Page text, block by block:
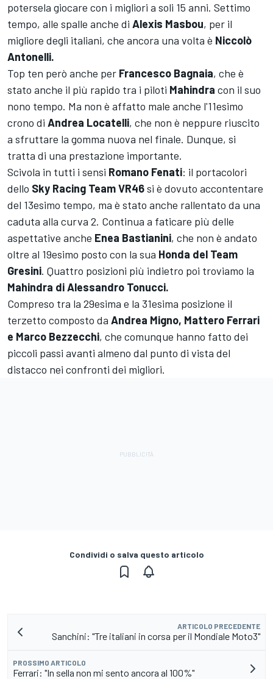
potersela giocare con i migliori a soli 15 anni. Settimo
tempo, alle spalle anche di Alexis Masbou, per il
migliore degli italiani, che ancora una volta è Niccolò
Antonelli.
Top ten però anche per Francesco Bagnaia, che è
stato anche il più rapido tra i piloti Mahindra con il suo
nono tempo. Ma non è affatto male anche l'11esimo
crono di Andrea Locatelli, che non è neppure riuscito
a sfruttare la gomma nuova nel finale. Dunque, si
tratta di una prestazione importante.
Scivola in tutti i sensi Romano Fenati: il portacolori
dello Sky Racing Team VR46si è dovuto accontentare
del 13esimo tempo, ma è stato anche rallentato da una
caduta alla curva 2. Continua a faticare più delle
aspettative anche Enea Bastianini, che non è andato
oltre al 19esimo posto con la sua Honda del Team
Gresini. Quattro posizioni più indietro poi troviamo la
Mahindra di Alessandro Tonucci.
Compreso tra la 29esima e la 31esima posizione il
terzetto composto da Andrea Migno, Mattero Ferrari
e Marco Bezzecchi, che comunque hanno fatto dei
piccoli passi avanti almeno dal punto di vista del
distacco nei confronti dei migliori.
Condividi o salva questo articolo
ARTICOLO PRECEDENTE
Sanchini: "Tre italiani in corsa per il Mondiale Moto3"
PROSSIMO ARTICOLO
Ferrari: "In sella non mi sento ancora al 100%"